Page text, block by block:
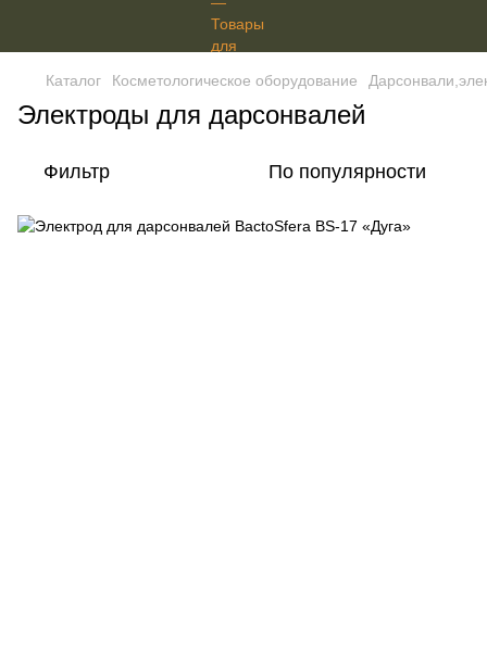
Каталог Косметологическое оборудование
Электроды для дарсонвалей
Фильтр По популярности